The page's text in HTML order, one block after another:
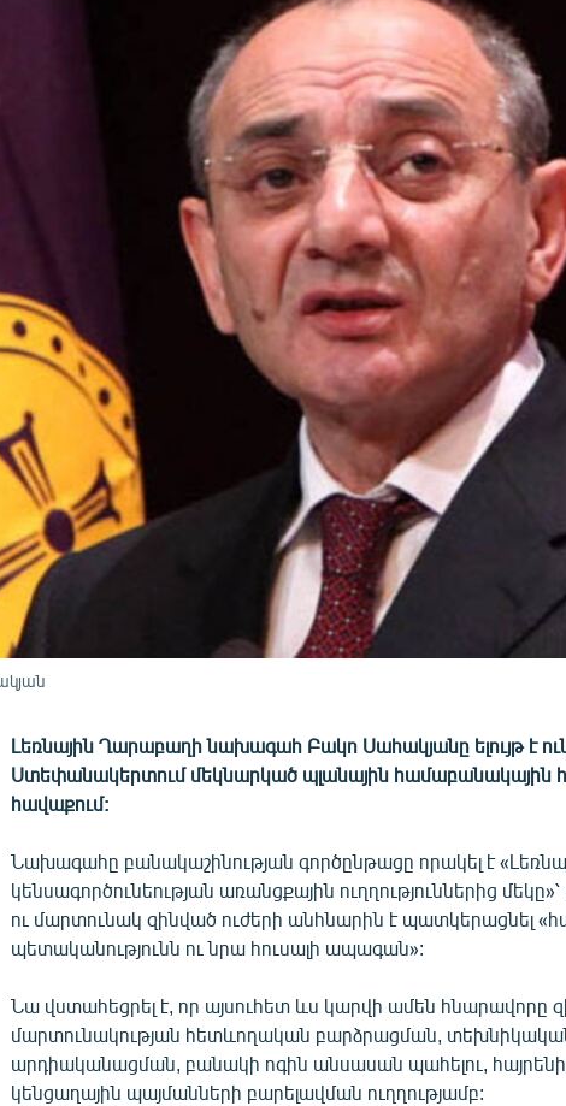
Լեռնային Ղարաբաղի նախագահ Բակո Սահակյանը ելույթ է
Ստեփանակերտում մեկնարկած պլանային
հավաքում:
Նախագահը բանակաշինության գործընթացը որակել է
կենսագործունեության առանցքային ուղղություններից
ու մարտունակ զինված ուժերի անհնարին է պատկերացնել
պետականությունն ու նրա հուսալի ապագան»:
Նա վստահեցրել է, որ այսուհետ ևս կարվի ամեն հնարավորը
մարտունակության հետևողական բարձրացման,
արդիականացման, բանակի ոգին անսասան պահելու,
կենցաղային պայմանների բարելավման ուղղությամբ: